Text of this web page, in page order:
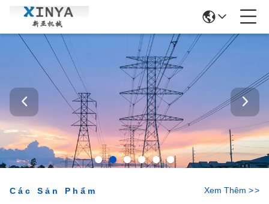
Các Sản Phẩm Xem Thêm >>